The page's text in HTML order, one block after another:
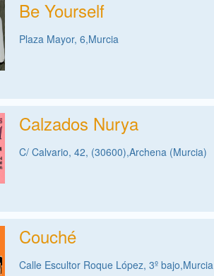
Be Yourself
Plaza Mayor, 6,Murcia
Calzados Nurya
C/ Calvario, 42, (30600),Archena (Murcia)
Couché
Calle Escultor Roque López, 3º bajo,Murcia